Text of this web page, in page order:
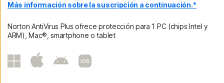
Más información sobre la suscripción a continuación.*
Norton AntiVirus Plus ofrece protección para 1 PC (chips Intel y
ARM), Mac®, smartphone o tablet